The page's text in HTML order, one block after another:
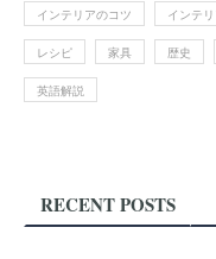
インテリアのコツ インテ
レシピ 家具 歴史
英語解説
RECENT POSTS